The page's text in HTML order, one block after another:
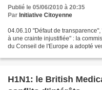
Publié le 05/06/2010 à 20:35
Par Initiative Citoyenne
04.06.10 "Défaut de
à une crainte injustifiée" : la
du Conseil de l'Europe a adopté
H1N1: le British